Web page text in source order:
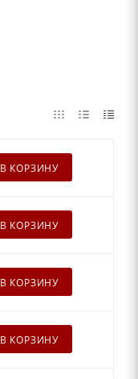
В КОРЗИНУ
В КОРЗИНУ
В КОРЗИНУ
В КОРЗИНУ